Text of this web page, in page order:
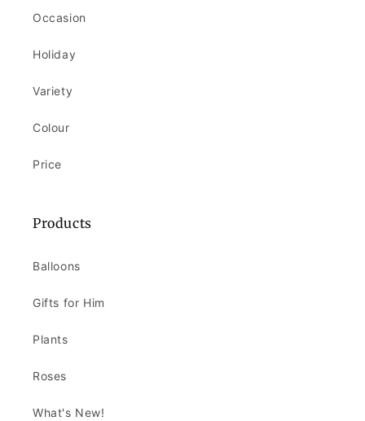
Occasion
Holiday
Variety
Colour
Price
Products
Balloons
Gifts for Him
Plants
Roses
What's New!